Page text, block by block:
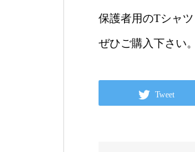
保護者用のTシャ
ぜひご購入下さい。
Tweet